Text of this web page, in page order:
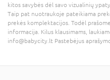
kitos savybės dėl savo vizualinių
Taip pat nuotraukoje pateikiama
prekės komplektacijos. Todėl
informacija. Kilus klausimams,
info@babycity.lt Pastebėjus